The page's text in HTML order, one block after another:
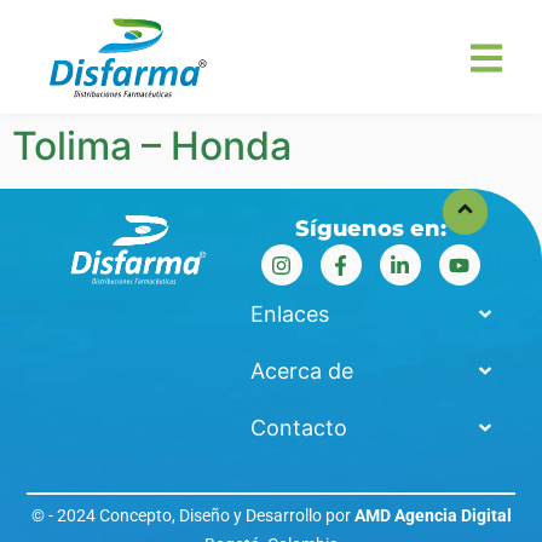
Tolima – Honda
Síguenos en:
Enlaces
Acerca de
Contacto
© - 2024 Concepto, Diseño y Desarrollo porAMD Agencia Digital